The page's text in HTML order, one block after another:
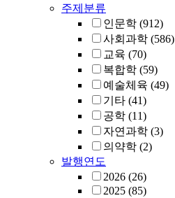
주제분류
인문학 (912)
사회과학 (586)
교육 (70)
복합학 (59)
예술체육 (49)
기타 (41)
공학 (11)
자연과학 (3)
의약학 (2)
발행연도
2026 (26)
2025 (85)